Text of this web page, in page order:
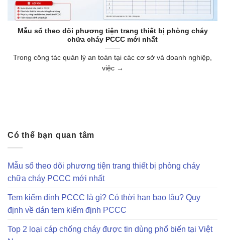
Mẫu sổ theo dõi phương tiện trang thiết bị phòng cháy
chữa cháy PCCC mới nhất
Trong công tác quản lý an toàn tại các cơ sở và doanh nghiệp,
việc →
Có thể bạn quan tâm
Mẫu sổ theo dõi phương tiện trang thiết bị phòng cháy
chữa cháy PCCC mới nhất
Tem kiểm định PCCC là gì? Có thời hạn bao lâu? Quy
định về dán tem kiểm định PCCC
Top 2 loại cáp chống cháy được tin dùng phổ biến tại Việt